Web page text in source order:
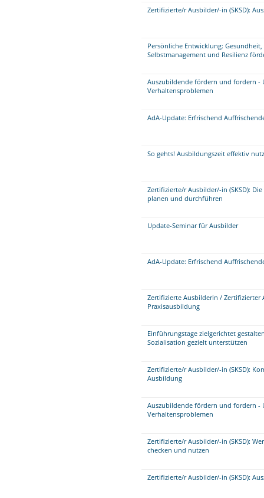
Zertifizierte/r Ausbilder/-in (SKSD):
Persönliche Entwicklung:
Selbstmanagement und Resilienz
Auszubildende fördern und fordern -
Verhaltensproblemen
AdA-Update: Erfrischend
So gehts! Ausbildungszeit effektiv
Zertifizierte/r Ausbilder/-in (SKSD):
planen und durchführen
Update-Seminar für Ausbilder
AdA-Update: Erfrischend
Zertifizierte Ausbilderin / Zertifizierter
Praxisausbildung
Einführungstage zielgerichtet
Sozialisation gezielt unterstützen
Zertifizierte/r Ausbilder/-in (SKSD):
Ausbildung
Auszubildende fördern und fordern -
Verhaltensproblemen
Zertifizierte/r Ausbilder/-in (SKSD):
checken und nutzen
Zertifizierte/r Ausbilder/-in (SKSD):